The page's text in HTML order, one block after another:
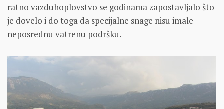
ratno vazduhoplovstvo se godinama zapostavljalo što
je dovelo i do toga da specijalne snage nisu imale
neposrednu vatrenu podršku.